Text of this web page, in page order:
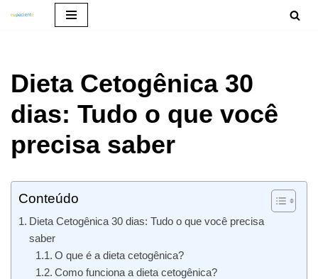
o
Dieta Cetogênica 30
dias: Tudo o que você
precisa saber
Conteúdo
Dieta Cetogênica 30 dias: Tudo o que você precisa
saber
O que é a dieta cetogênica?
Como funciona a dieta cetogênica?